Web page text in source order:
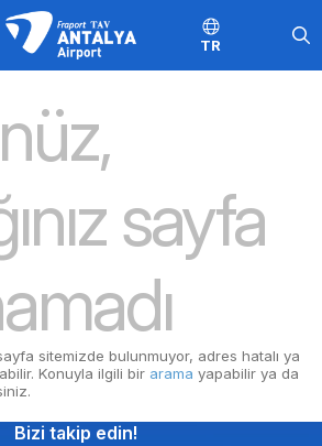
TR
sayfa
sayfa sitemizde bulunmuyor, adres hatalı ya
Konuyla ilgili bir arama yapabilir ya da
Bizi takip edin!